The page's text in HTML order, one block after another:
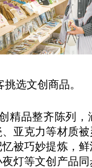
挑选文创商品。
精品整齐陈列
亚克力等材质
被巧妙提炼，
灯等文创产品